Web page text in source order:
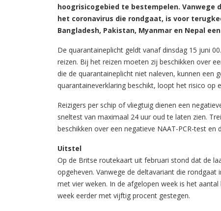
hoogrisicogebied te bestempelen. Vanwege
het coronavirus die rondgaat, is voor
Bangladesh, Pakistan, Myanmar en Nepal
De quarantaineplicht geldt vanaf dinsdag 15 juni
reizen. Bij het reizen moeten zij beschikken over
die de quarantaineplicht niet naleven, kunnen een
quarantaineverklaring beschikt, loopt het risico op
Reizigers per schip of vliegtuig dienen een
sneltest van maximaal 24 uur oud te laten zien.
beschikken over een negatieve NAAT-PCR-test en
Uitstel
Op de Britse routekaart uit februari stond dat de
opgeheven. Vanwege de deltavariant die
met vier weken. In de afgelopen week is het
week eerder met vijftig procent gestegen.